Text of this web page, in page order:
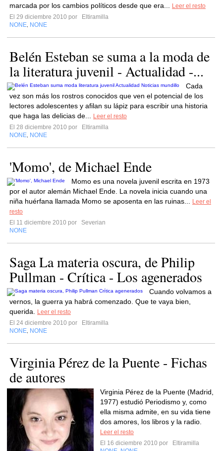
marcada por los cambios políticos desde que era...
Leer el resto
El 29 diciembre 2010 por
Eltiramilla
NONE NONE
Belén Esteban se suma a la moda de
la literatura juvenil - Actualidad -...
Cada
vez son más los rostros conocidos que ven el potencial de los
lectores adolescentes y afilan su lápiz para escribir una historia
que haga las delicias de...
Leer el resto
El 28 diciembre 2010 por
Eltiramilla
NONE NONE
'Momo', de Michael Ende
Momo es una novela juvenil escrita en 1973
por el autor alemán Michael Ende. La novela inicia cuando una
niña huérfana llamada Momo se aposenta en las ruinas...
Leer el
resto
El 11 diciembre 2010 por
Severian
NONE
Saga La materia oscura, de Philip
Pullman - Crítica - Los agenerados
Cuando volvamos a
vernos, la guerra ya habrá comenzado. Que te vaya bien,
querida.
Leer el resto
El 24 diciembre 2010 por
Eltiramilla
NONE NONE
Virginia Pérez de la Puente - Fichas
de autores
Virginia Pérez de la Puente (Madrid,
1977) estudió Periodismo y, como
ella misma admite, en su vida tiene
dos amores, los libros y la radio.
Leer el resto
El 16 diciembre 2010 por
Eltiramilla